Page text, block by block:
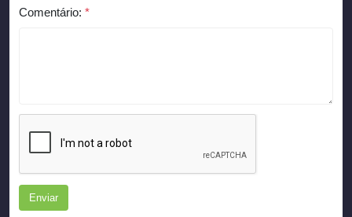
Comentário: *
Enviar